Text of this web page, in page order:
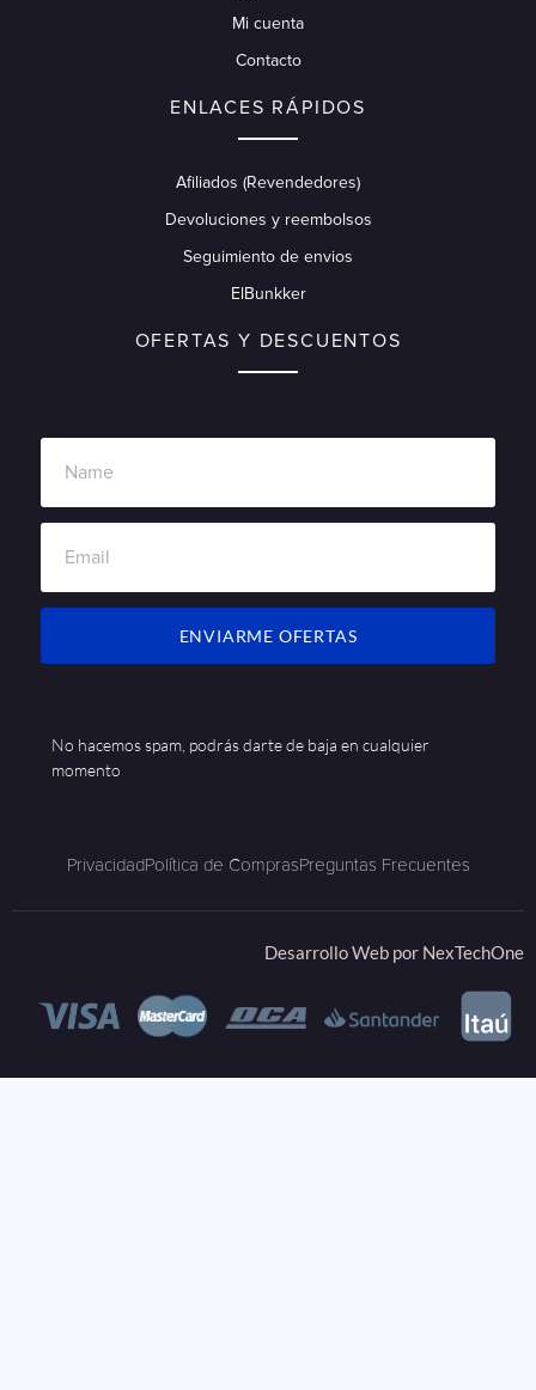
Mi cuenta
Contacto
ENLACES RÁPIDOS
Afiliados (Revendedores)
Devoluciones y reembolsos
Seguimiento de envios
ElBunkker
OFERTAS Y DESCUENTOS
ENVIARME OFERTAS
No hacemos spam, podrás darte de baja en cualquier
momento
PrivacidadPolítica de ComprasPreguntas Frecuentes
Desarrollo Web por NexTechOne